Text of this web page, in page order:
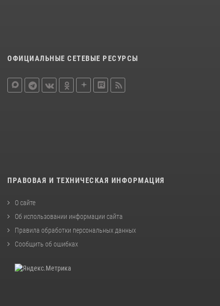
ОФИЦИАЛЬНЫЕ СЕТЕВЫЕ РЕСУРСЫ
ПРАВОВАЯ И ТЕХНИЧЕСКАЯ ИНФОРМАЦИЯ
О сайте
Об использовании информации сайта
Правила обработки персональных данных
Сообщить об ошибках